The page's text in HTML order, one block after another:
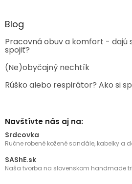
Blog
Pracovná obuv a komfort - dajú
spojiť?
(Ne)obyčajný nechtík
Rúško alebo respirátor? Ako si
Navštívte nás aj na:
Srdcovka
Ručne robené kožené sandále, kabelky a
SAShE.sk
Naša tvorba na slovenskom handmade